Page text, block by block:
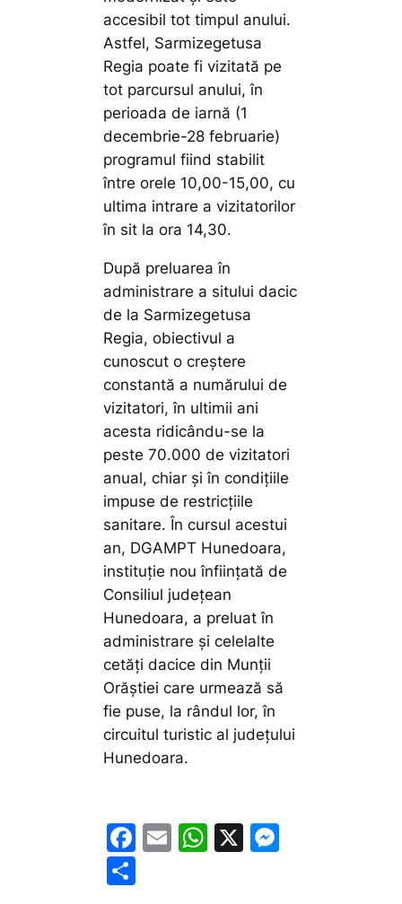
accesibil tot timpul anului.
Astfel, Sarmizegetusa
Regia poate fi vizitată pe
tot parcursul anului, în
perioada de iarnă (1
decembrie-28 februarie)
programul fiind stabilit
între orele 10,00-15,00, cu
ultima intrare a vizitatorilor
în sit la ora 14,30.
După preluarea în
administrare a sitului dacic
de la Sarmizegetusa
Regia, obiectivul a
cunoscut o creștere
constantă a numărului de
vizitatori, în ultimii ani
acesta ridicându-se la
peste 70.000 de vizitatori
anual, chiar și în condițiile
impuse de restricțiile
sanitare. În cursul acestui
an, DGAMPT Hunedoara,
instituție nou înființată de
Consiliul județean
Hunedoara, a preluat în
administrare și celelalte
cetăți dacice din Munții
Orăștiei care urmează să
fie puse, la rândul lor, în
circuitul turistic al județului
Hunedoara.
F
E
W X